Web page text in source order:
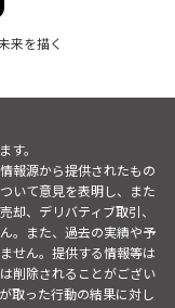
来を描く
。
報源から提供されたもの
いて意見を表明し、また
却、デリバティブ取引、
。また、過去の実績や予
せん。提供する情報等は
削除されることがござい
取った行動の結果に対し